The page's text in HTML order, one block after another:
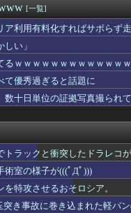
１兆５０００億円で工場増築
･････････ﾊﾟｼｬｯ...
出して毎日朝4時に叩き起こ
ｗｗｗｗ
ゃんとフラグが立ちまくるｗ
ｗｗｗｗ
場縮小の大きな影響は想定し
ると時系列がおかしいな
本部会議」各省庁からヒア...
足が10cm伸びます」←コ...
は生活保護に殺到、どうすん
から悲鳴 特区民泊を導入した
どうしていいのか分からな
[一覧]
ア利用有料化すればサボらず
い」
るｗｗｗｗｗｗｗｗｗｗｗｗ
て優秀過ぎると話題に
十日単位の証拠写真撮られ
トラックと衝突したドラレコが
術室の様子が(((ﾟДﾟ)))
特攻させるおそロシア。
き事故に巻き込まれた軽バン